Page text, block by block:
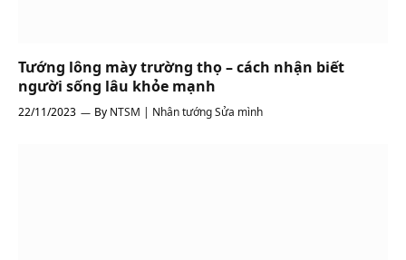
Tướng lông mày trường thọ – cách nhận biết
người sống lâu khỏe mạnh
22/11/2023 By NTSM | Nhân tướng Sửa mình